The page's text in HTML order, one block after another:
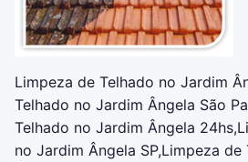
Limpeza de Telhado no Jardim
Telhado no Jardim Ângela São
Telhado no Jardim Ângela
no Jardim Ângela SP,Limpeza